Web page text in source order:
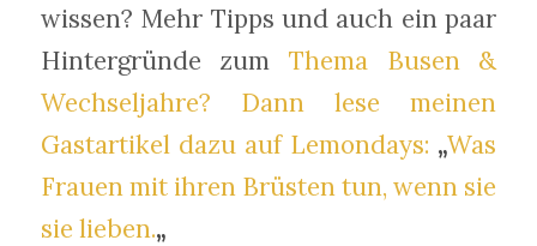
wissen? Mehr Tipps und auch ein paar
Hintergründe zum Thema Busen &
Wechseljahre? Dann lese meinen
Gastartikel dazu auf Lemondays: „Was
Frauen mit ihren Brüsten tun, wenn sie
sie lieben.„